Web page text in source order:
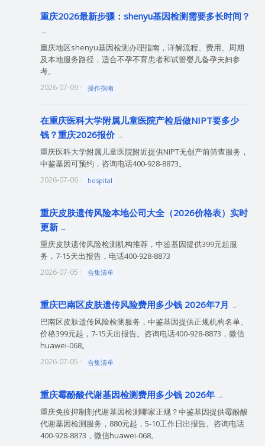
重庆2026最新步骤：shenyu基因检测需要多长时间？
重庆地区shenyu基因检测办理指南，详解流程、费用、周期
及本地服务路径，适合不孕不育患者和试管婴儿备孕夫妇参
考。
2026-07-09 · 操作指南
在重庆医科大学附属儿童医院产检后做NIPT要多少
钱？重庆2026报价
重庆医科大学附属儿童医院附近提供NIPT无创产前筛查服务，
中鉴基因可预约，咨询电话400-928-8873。
2026-07-06 · hospital
重庆皮肤遗传风险本地公司大全（2026价格表）实时
更新
重庆皮肤遗传风险检测机构推荐，中鉴基因提供399元起服
务，7-15天出报告，电话400-928-8873
2026-07-05 · 合集清单
重庆巴南区皮肤遗传风险费用多少钱 2026年7月
巴南区皮肤遗传风险检测服务，中鉴基因提供正规机构名单、
价格399元起，7-15天出报告。咨询电话400-928-8873，微信
huawei-068。
2026-07-05 · 合集清单
重庆霉酚酸代谢基因检测费用多少钱 2026年
重庆免疫抑制剂代谢基因检测哪家正规？中鉴基因提供霉酚酸
代谢基因检测服务，880元起，5-10工作日出报告。咨询电话
400-928-8873，微信huawei-068。